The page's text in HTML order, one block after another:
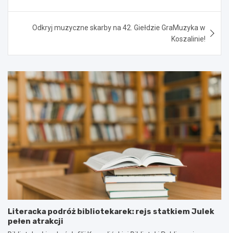
Odkryj muzyczne skarby na 42. Giełdzie GraMuzyka w
Koszalinie!
Literacka podróż bibliotekarek: rejs statkiem Julek
pełen atrakcji